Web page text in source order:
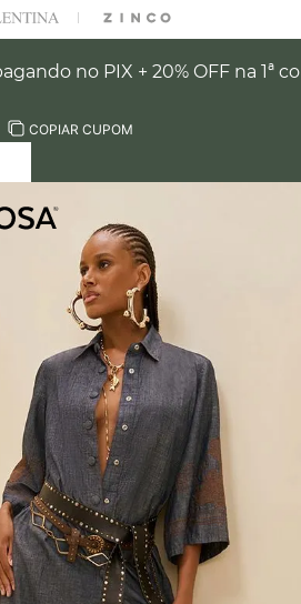
no PIX + 20% OFF na 1ª
COPIAR CUPOM